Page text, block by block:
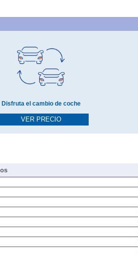
Disfruta el cambio de coche
VER PRECIO